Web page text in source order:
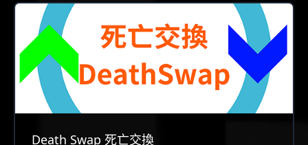
Death Swap 死亡交換